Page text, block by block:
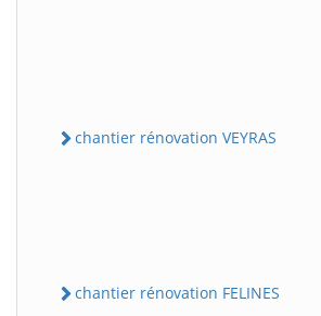
chantier rénovation VEYRAS
chantier rénovation FELINES